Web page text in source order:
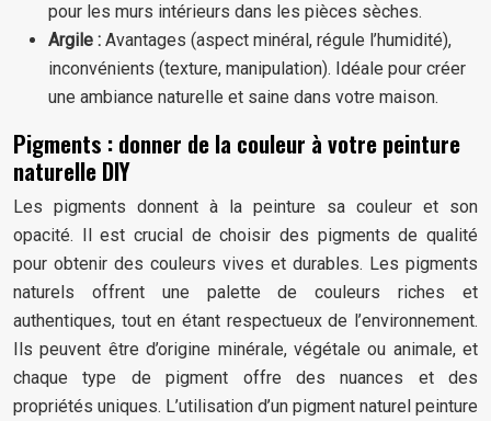
pour les murs intérieurs dans les pièces sèches.
Argile : Avantages (aspect minéral, régule l’humidité),
inconvénients (texture, manipulation). Idéale pour créer
une ambiance naturelle et saine dans votre maison.
Pigments : donner de la couleur à votre peinture
naturelle DIY
Les pigments donnent à la peinture sa couleur et son
opacité. Il est crucial de choisir des pigments de qualité
pour obtenir des couleurs vives et durables. Les pigments
naturels offrent une palette de couleurs riches et
authentiques, tout en étant respectueux de l’environnement.
Ils peuvent être d’origine minérale, végétale ou animale, et
chaque type de pigment offre des nuances et des
propriétés uniques. L’utilisation d’un pigment naturel peinture